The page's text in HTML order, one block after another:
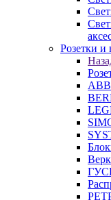
Розетки и
ABB